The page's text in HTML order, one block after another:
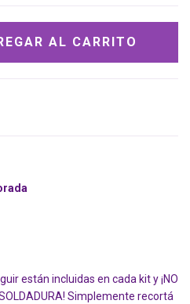
están incluidas en cada kit y ¡NO
SOLDADURA! Simplemente recortá